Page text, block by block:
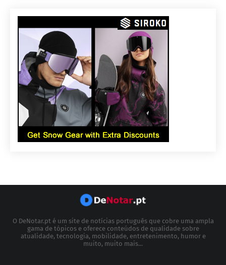
O DeNotar.pt é um site de notícias português que cobre uma ampla
gama de tópicos e oferece conteúdos de qualidade sobre
atualidade, tecnologia, mobilidade, entretenimento, humor e
muito, muito mais...